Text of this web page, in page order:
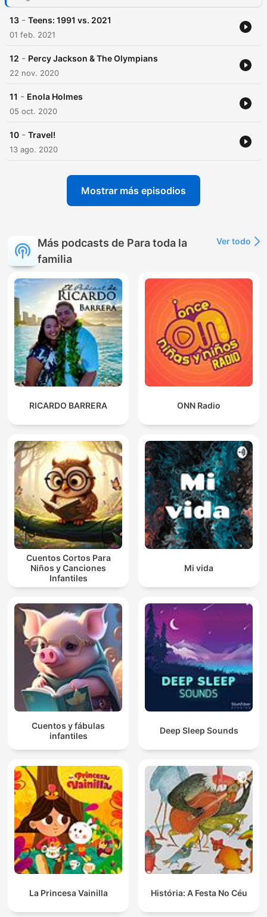
13 - Teens: 1991 vs. 2021
01 feb. 2021
12 - Percy Jackson & The Olympians
22 nov. 2020
11 - Enola Holmes
05 oct. 2020
10 - Travel!
13 ago. 2020
Mostrar más episodios
Más podcasts de Para toda la
familia
Ver todo
RICARDO BARRERA ONN Radio
Cuentos Cortos Para
Niños y Canciones
Infantiles
Mi vida
Cuentos y fábulas
infantiles
Deep Sleep Sounds
La Princesa Vainilla História: A Festa No Céu